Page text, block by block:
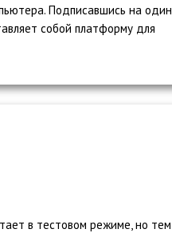
Подписавшись на один
собой платформу для
в тестовом режиме, но тем